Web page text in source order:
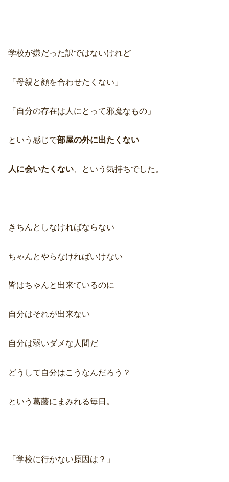
学校が嫌だった訳ではないけれど
「母親と顔を合わせたくない」
「自分の存在は人にとって邪魔なもの」
という感じで部屋の外に出たくない
人に会いたくない 、という気持ちでした。
きちんとしなければならない
ちゃんとやらなければいけない
皆はちゃんと出来ているのに
自分はそれが出来ない
自分は弱いダメな人間だ
どうして自分はこうなんだろう？
という葛藤にまみれる毎日。
「学校に行かない原因は？」